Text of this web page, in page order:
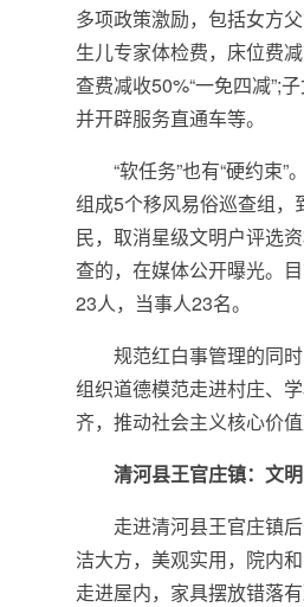
多项政策激励，包括女方
生儿专家体检费，床位费
查费减收50%“一免四减”;
并开辟服务直通车等。
“软任务”也有“硬约束
组成5个移风易俗巡查组
民，取消星级文明户评选
查的，在媒体公开曝光。
23人，当事人23名。
规范红白事管理的同
组织道德模范走进村庄、
齐，推动社会主义核心价
清河县王官庄镇：文
走进清河县王官庄镇
洁大方，美观实用，院内
走进屋内，家具摆放错落